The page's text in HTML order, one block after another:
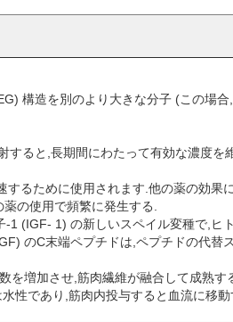
構造を別のより大きな分子 (この場
ると,長期間にわたって有効な濃度を
るために使用されます.他の薬の効
の使用で頻繁に発生する.
1 (IGF- 1) の新しいスペイル変種で,
のC末端ペプチドは,ペプチドの代替
を増加させ,筋肉繊維が融合して成熟
性であり,筋肉内投与すると血流に移